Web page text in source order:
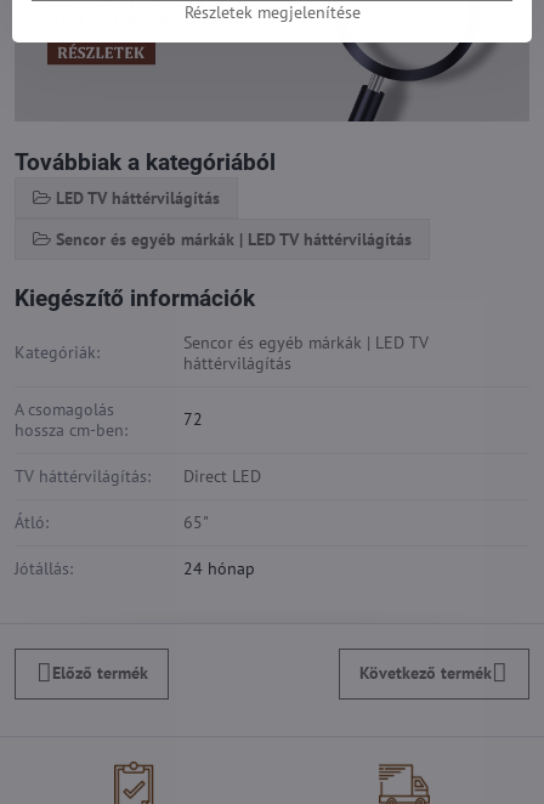
Továbbiak a kategóriából
LED TV háttérvilágítás
Sencor és egyéb márkák | LED TV háttérvilágítás
Kiegészítő információk
Kategóriák:
Sencor és egyéb márkák | LED TV
háttérvilágítás
A csomagolás
hossza cm-ben:
72
TV háttérvilágítás: Direct LED
Átló: 65"
Jótállás: 24 hónap
Előző termék Következő termék
Részletek megjelenítése